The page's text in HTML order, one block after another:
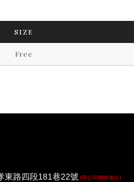
SIZE
Free
東路四段181巷22號 (同公司聯絡地址)